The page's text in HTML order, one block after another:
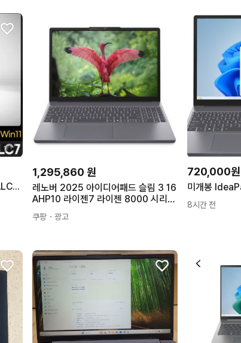
레노버 아이디어패드 Slim1-15ALC7 Ryzen5 5500U 40GB 256GB
1,295,860 원
레노버 2025 아이디어패드 슬림 3 16
AHP10 라이젠7 라이젠 8000 시리즈
Luna Grey 512GB 8GB Free DOS
83KB000TKR
쿠팡 ・광고
720,000원
8시간 전